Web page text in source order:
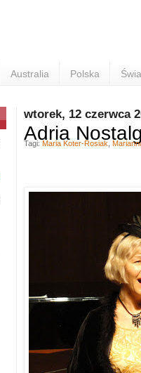
Australia Polska
wtorek, 12 czerwca
Adria
Tagi: Maria Koter-Rosiak